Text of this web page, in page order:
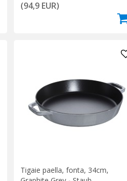
(94,9 EUR)
Tigaie paella, fonta, 34cm,